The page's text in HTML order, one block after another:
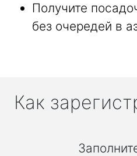
Получите
без очередей в
Как